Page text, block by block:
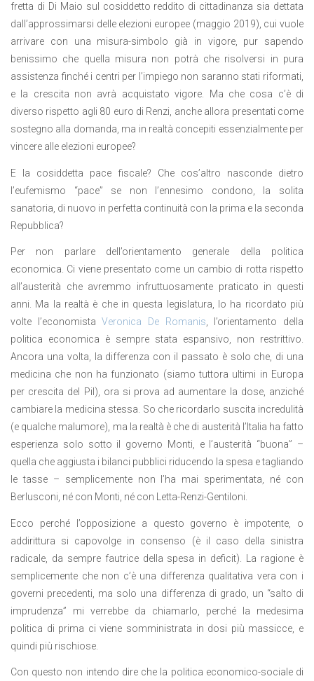
fretta di Di Maio sul cosiddetto reddito di cittadinanza sia dettata
dall’approssimarsi delle elezioni europee (maggio 2019), cui vuole
arrivare con una misura-simbolo già in vigore, pur sapendo
benissimo che quella misura non potrà che risolversi in pura
assistenza finché i centri per l’impiego non saranno stati riformati,
e la crescita non avrà acquistato vigore. Ma che cosa c’è di
diverso rispetto agli 80 euro di Renzi, anche allora presentati come
sostegno alla domanda, ma in realtà concepiti essenzialmente per
vincere alle elezioni europee?
E la cosiddetta pace fiscale? Che cos’altro nasconde dietro
l’eufemismo “pace” se non l’ennesimo condono, la solita
sanatoria, di nuovo in perfetta continuità con la prima e la seconda
Repubblica?
Per non parlare dell’orientamento generale della politica
economica. Ci viene presentato come un cambio di rotta rispetto
all’austerità che avremmo infruttuosamente praticato in questi
anni. Ma la realtà è che in questa legislatura, lo ha ricordato più
volte l’economistaVeronica De Romanis, l’orientamento della
politica economica è sempre stata espansivo, non restrittivo.
Ancora una volta, la differenza con il passato è solo che, di una
medicina che non ha funzionato (siamo tuttora ultimi in Europa
per crescita del Pil), ora si prova ad aumentare la dose, anziché
cambiare la medicina stessa. So che ricordarlo suscita incredulità
(e qualche malumore), ma la realtà è che di austerità l’Italia ha fatto
esperienza solo sotto il governo Monti, e l’austerità “buona” –
quella che aggiusta i bilanci pubblici riducendo la spesa e tagliando
le tasse – semplicemente non l’ha mai sperimentata, né con
Berlusconi, né con Monti, né con Letta-Renzi-Gentiloni.
Ecco perché l’opposizione a questo governo è impotente, o
addirittura si capovolge in consenso (è il caso della sinistra
radicale, da sempre fautrice della spesa in deficit). La ragione è
semplicemente che non c’è una differenza qualitativa vera con i
governi precedenti, ma solo una differenza di grado, un “salto di
imprudenza” mi verrebbe da chiamarlo, perché la medesima
politica di prima ci viene somministrata in dosi più massicce, e
quindi più rischiose.
Con questo non intendo dire che la politica economico-sociale di